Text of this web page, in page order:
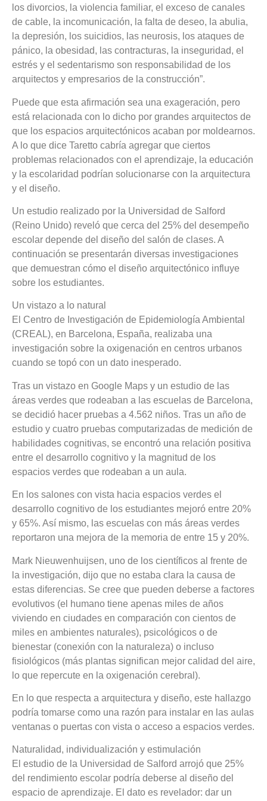
los divorcios, la violencia familiar, el exceso de canales
de cable, la incomunicación, la falta de deseo, la abulia,
la depresión, los suicidios, las neurosis, los ataques de
pánico, la obesidad, las contracturas, la inseguridad, el
estrés y el sedentarismo son responsabilidad de los
arquitectos y empresarios de la construcción”.
Puede que esta afirmación sea una exageración, pero
está relacionada con lo dicho por grandes arquitectos de
que los espacios arquitectónicos acaban por moldearnos.
A lo que dice Taretto cabría agregar que ciertos
problemas relacionados con el aprendizaje, la educación
y la escolaridad podrían solucionarse con la arquitectura
y el diseño.
Un estudio realizado por la Universidad de Salford
(Reino Unido) reveló que cerca del 25% del desempeño
escolar depende del diseño del salón de clases. A
continuación se presentarán diversas investigaciones
que demuestran cómo el diseño arquitectónico influye
sobre los estudiantes.
Un vistazo a lo natural
El Centro de Investigación de Epidemiología Ambiental
(CREAL), en Barcelona, España, realizaba una
investigación sobre la oxigenación en centros urbanos
cuando se topó con un dato inesperado.
Tras un vistazo en Google Maps y un estudio de las
áreas verdes que rodeaban a las escuelas de Barcelona,
se decidió hacer pruebas a 4.562 niños. Tras un año de
estudio y cuatro pruebas computarizadas de medición de
habilidades cognitivas, se encontró una relación positiva
entre el desarrollo cognitivo y la magnitud de los
espacios verdes que rodeaban a un aula.
En los salones con vista hacia espacios verdes el
desarrollo cognitivo de los estudiantes mejoró entre 20%
y 65%. Así mismo, las escuelas con más áreas verdes
reportaron una mejora de la memoria de entre 15 y 20%.
Mark Nieuwenhuijsen, uno de los científicos al frente de
la investigación, dijo que no estaba clara la causa de
estas diferencias. Se cree que pueden deberse a factores
evolutivos (el humano tiene apenas miles de años
viviendo en ciudades en comparación con cientos de
miles en ambientes naturales), psicológicos o de
bienestar (conexión con la naturaleza) o incluso
fisiológicos (más plantas significan mejor calidad del aire,
lo que repercute en la oxigenación cerebral).
En lo que respecta a arquitectura y diseño, este hallazgo
podría tomarse como una razón para instalar en las aulas
ventanas o puertas con vista o acceso a espacios verdes.
Naturalidad, individualización y estimulación
El estudio de la Universidad de Salford arrojó que 25%
del rendimiento escolar podría deberse al diseño del
espacio de aprendizaje. El dato es revelador: dar un